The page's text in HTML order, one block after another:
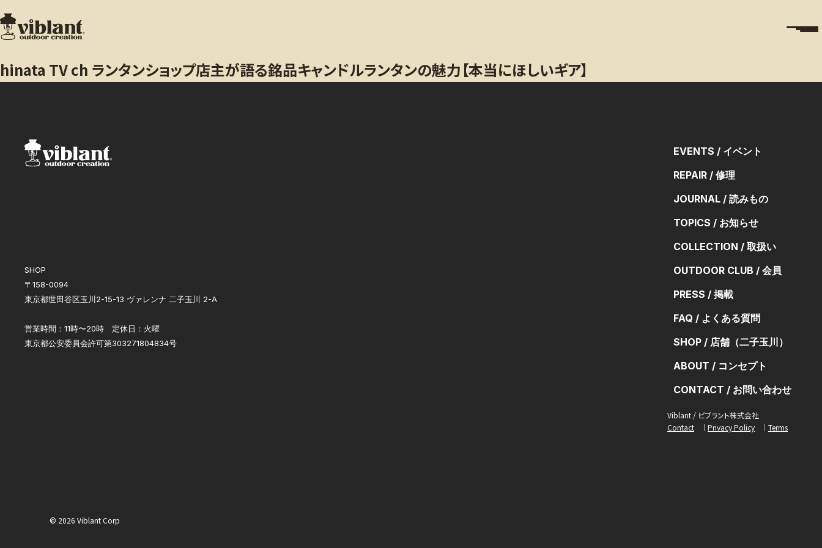
hinata TV ch ランタンショップ店主が語る銘品キャンドルランタンの魅力【本当にほしいギア】
SHOP
〒158-0094
東京都世田谷区玉川2-15-13 ヴァレンナ 二子玉川 2-A
営業時間：11時〜20時 定休日：火曜
東京都公安委員会許可第303271804834号
EVENTS / イベント
REPAIR / 修理
JOURNAL / 読みもの
TOPICS / お知らせ
COLLECTION / 取扱い
OUTDOOR CLUB / 会員
PRESS / 掲載
FAQ / よくある質問
SHOP / 店舗（二子玉川）
ABOUT / コンセプト
CONTACT / お問い合わせ
Viblant / ビブラント株式会社
Contact
Privacy Policy Terms
© 2026 Viblant Corp